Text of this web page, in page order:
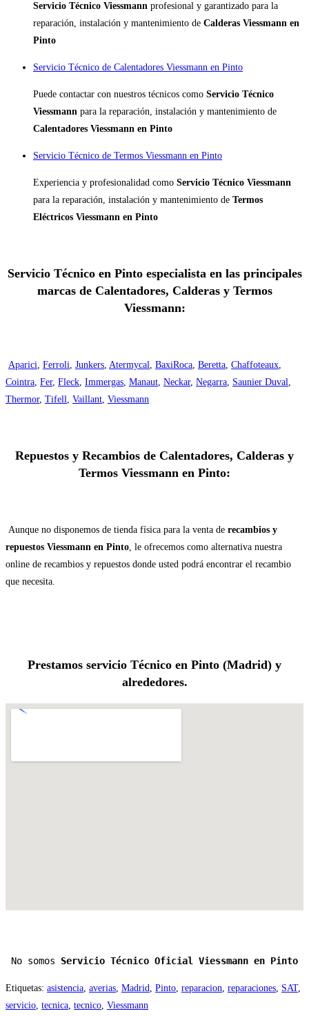
Servicio Técnico Viessmann profesional y garantizado para la
reparación, instalación y mantenimiento de Calderas Viessmann en
Pinto
Servicio Técnico de Calentadores Viessmann en Pinto
Puede contactar con nuestros técnicos como Servicio Técnico
Viessmann para la reparación, instalación y mantenimiento de
Calentadores Viessmann en Pinto
Servicio Técnico de Termos Viessmann en Pinto
Experiencia y profesionalidad como Servicio Técnico Viessmann
para la reparación, instalación y mantenimiento de Termos
Eléctricos Viessmann en Pinto
Servicio Técnico en Pinto especialista en las principales
marcas de Calentadores, Calderas y Termos
Viessmann:
Aparici, Ferroli, Junkers, Atermycal, BaxiRoca, Beretta, Chaffoteaux,
Cointra, Fer, Fleck, Immergas, Manaut, Neckar, Negarra, Saunier Duval,
Thermor, Tifell, Vaillant, Viessmann
Repuestos y Recambios de Calentadores, Calderas y
Termos Viessmann en Pinto:
Aunque no disponemos de tienda física para la venta de recambios y
repuestos Viessmann en Pinto, le ofrecemos como alternativa nuestra
online de recambios y repuestos donde usted podrá encontrar el recambio
que necesita.
Prestamos servicio Técnico en Pinto (Madrid) y
alrededores.
No somos Servicio Técnico Oficial Viessmann en Pinto
Etiquetas: asistencia, averias, Madrid, Pinto, reparacion, reparaciones, SAT,
servicio, tecnica, tecnico, Viessmann